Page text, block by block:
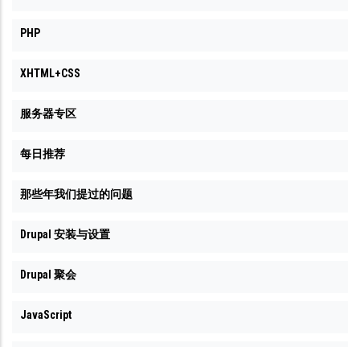
PHP
XHTML+CSS
服务器专区
每日推荐
那些年我们提过的问题
Drupal 安装与设置
Drupal 聚会
JavaScript